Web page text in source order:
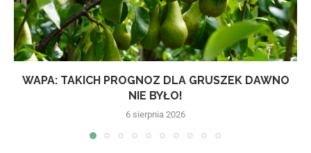
WAPA: TAKICH PROGNOZ DLA GRUSZEK DAWNO
NIE BYŁO!
6 sierpnia 2026